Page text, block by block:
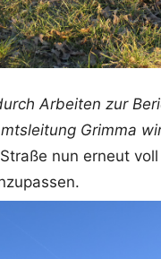
Arbeiten zur
Grimma
nun erneut